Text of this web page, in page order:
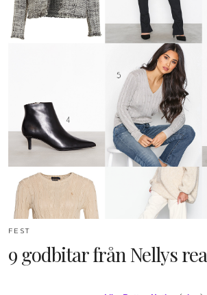
FEST
9 godbitar från Nellys rea